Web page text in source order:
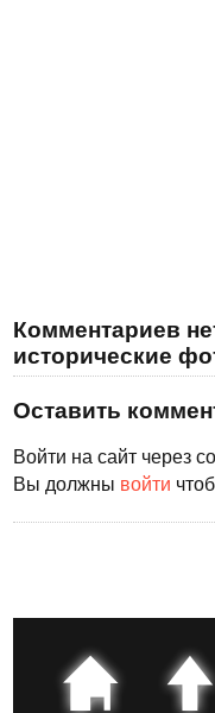
Комментариев
исторические
Оставить
Войти на сайт через
Вы должны войти